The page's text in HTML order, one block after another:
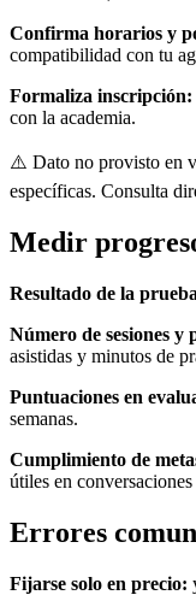
Confirma horarios y
compatibilidad con tu
Formaliza inscripción:
con la academia.
⚠️ Dato no provisto en
específicas. Consulta
Medir
Resultado de la
Número de sesiones y
asistidas y minutos de
Puntuaciones en
semanas.
Cumplimiento de
útiles en
Errores
Fijarse solo en precio: